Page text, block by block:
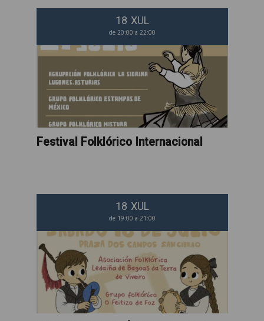
18 XUL
de 20:00 a 22:00
Festival Folklórico Internacional
18 XUL
de 19:00 a 21:00